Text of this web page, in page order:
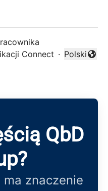
Connect ·
Zmień
Polski
QbD
znaczenie